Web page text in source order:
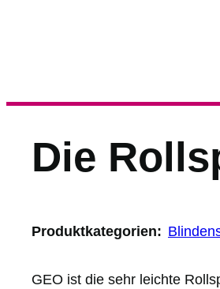
Die
Produktkategorien:
GEO ist die sehr leichte